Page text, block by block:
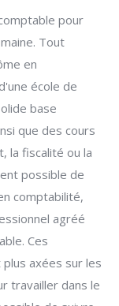
pour
Tout
en
école de
base
que des cours
la fiscalité ou la
possible de
comptabilité,
agréé
Ces
axées sur les
travailler dans le